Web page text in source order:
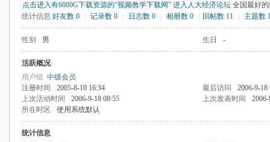
点击进入有6000G下载资源的“视频教学下载网” 进入人大经济论坛 全国最好
统计信息 好友数 0 记录数 0 日志数 0 相册数 0 回帖数 11 主题数
性别 男 生日 -
活跃概况
用户组 中级会员
注册时间
2005-8-10 16:34 最后访问
2006-9-18
上次活动时间
2006-9-18 08:55 上次发表时间
所在时区
使用系统默认
统计信息